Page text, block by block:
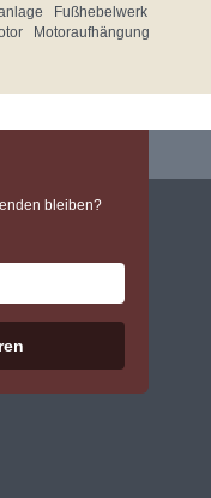
Fußhebelwerk
Motoraufhängung
bleiben?